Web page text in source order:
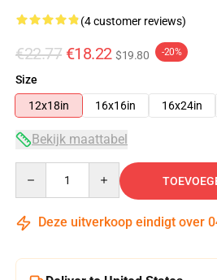
(4 customer reviews)
€22.77 €18.22 $19.80 -20%
Size
12x18in
16x16in 16x24in
Bekijk maattabel
Deze uitverkoop eindigt over